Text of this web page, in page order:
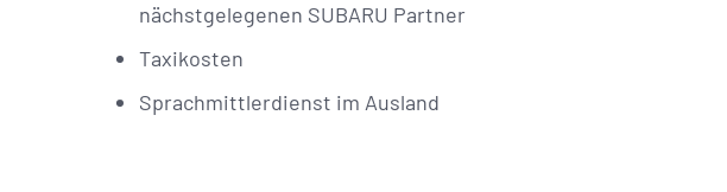
nächstgelegenen SUBARU Partner
Taxikosten
Sprachmittlerdienst im Ausland